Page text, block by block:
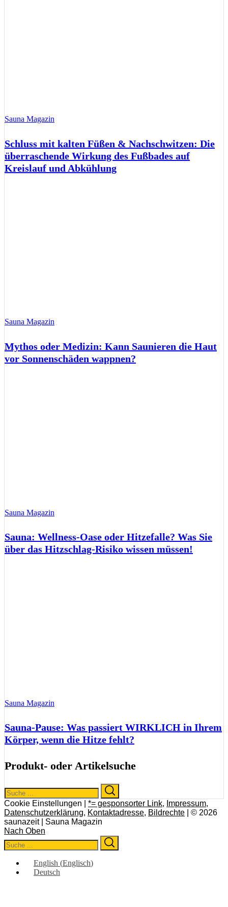
Sauna Magazin
Schluss mit kalten Füßen & Nachschwitzen: Die
überraschende Wirkung des Fußbades auf
Kreislauf und Abkühlung
Sauna Magazin
Mythos oder Medizin: Kann Saunieren die Haut
vor Sonnenschäden wappnen?
Sauna Magazin
Sauna: Wellness-Oase oder Hitzefalle? Was Sie
über das Hitzschlag-Risiko wissen müssen!
Sauna Magazin
Sauna-Pause: Was passiert WIRKLICH in Ihrem
Körper, wenn die Hitze fehlt?
Produkt- oder Artikelsuche
Search
for:
Cookie Einstellungen | *= gesponsorter Link, Impressum,
Datenschutzerklärung, Kontaktadresse, Bildrechte | © 2026
saunazeit | Sauna Magazin
Nach Oben
Search
for:
English (Englisch)
Deutsch